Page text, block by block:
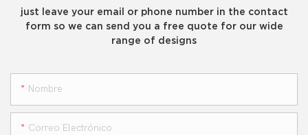
just leave your email or phone number in the contact
form so we can send you a free quote for our wide
range of designs
Nombre
Correo Electrónico